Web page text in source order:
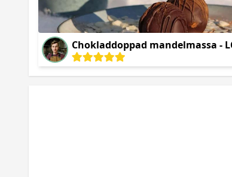
Chokladdoppad mandelmassa -